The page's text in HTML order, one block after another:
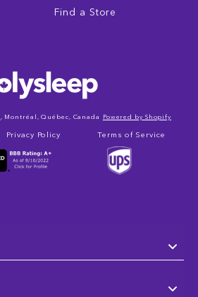
Find a Store
Privacy Policy Terms of Service
, Montréal, Québec, Canada Powered by Shopify